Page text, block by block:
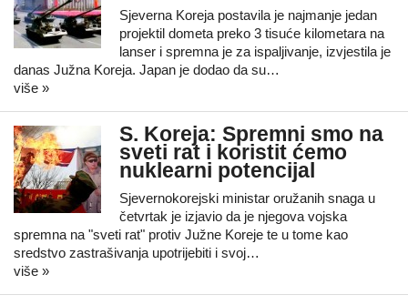
Sjeverna Koreja postavila je najmanje jedan
projektil dometa preko 3 tisuće kilometara na
lanser i spremna je za ispaljivanje, izvjestila je
danas Južna Koreja. Japan je dodao da su…
više »
S. Koreja: Spremni smo na
sveti rat i koristit ćemo
nuklearni potencijal
Sjevernokorejski ministar oružanih snaga u
četvrtak je izjavio da je njegova vojska
spremna na "sveti rat" protiv Južne Koreje te u tome kao
sredstvo zastrašivanja upotrijebiti i svoj…
više »